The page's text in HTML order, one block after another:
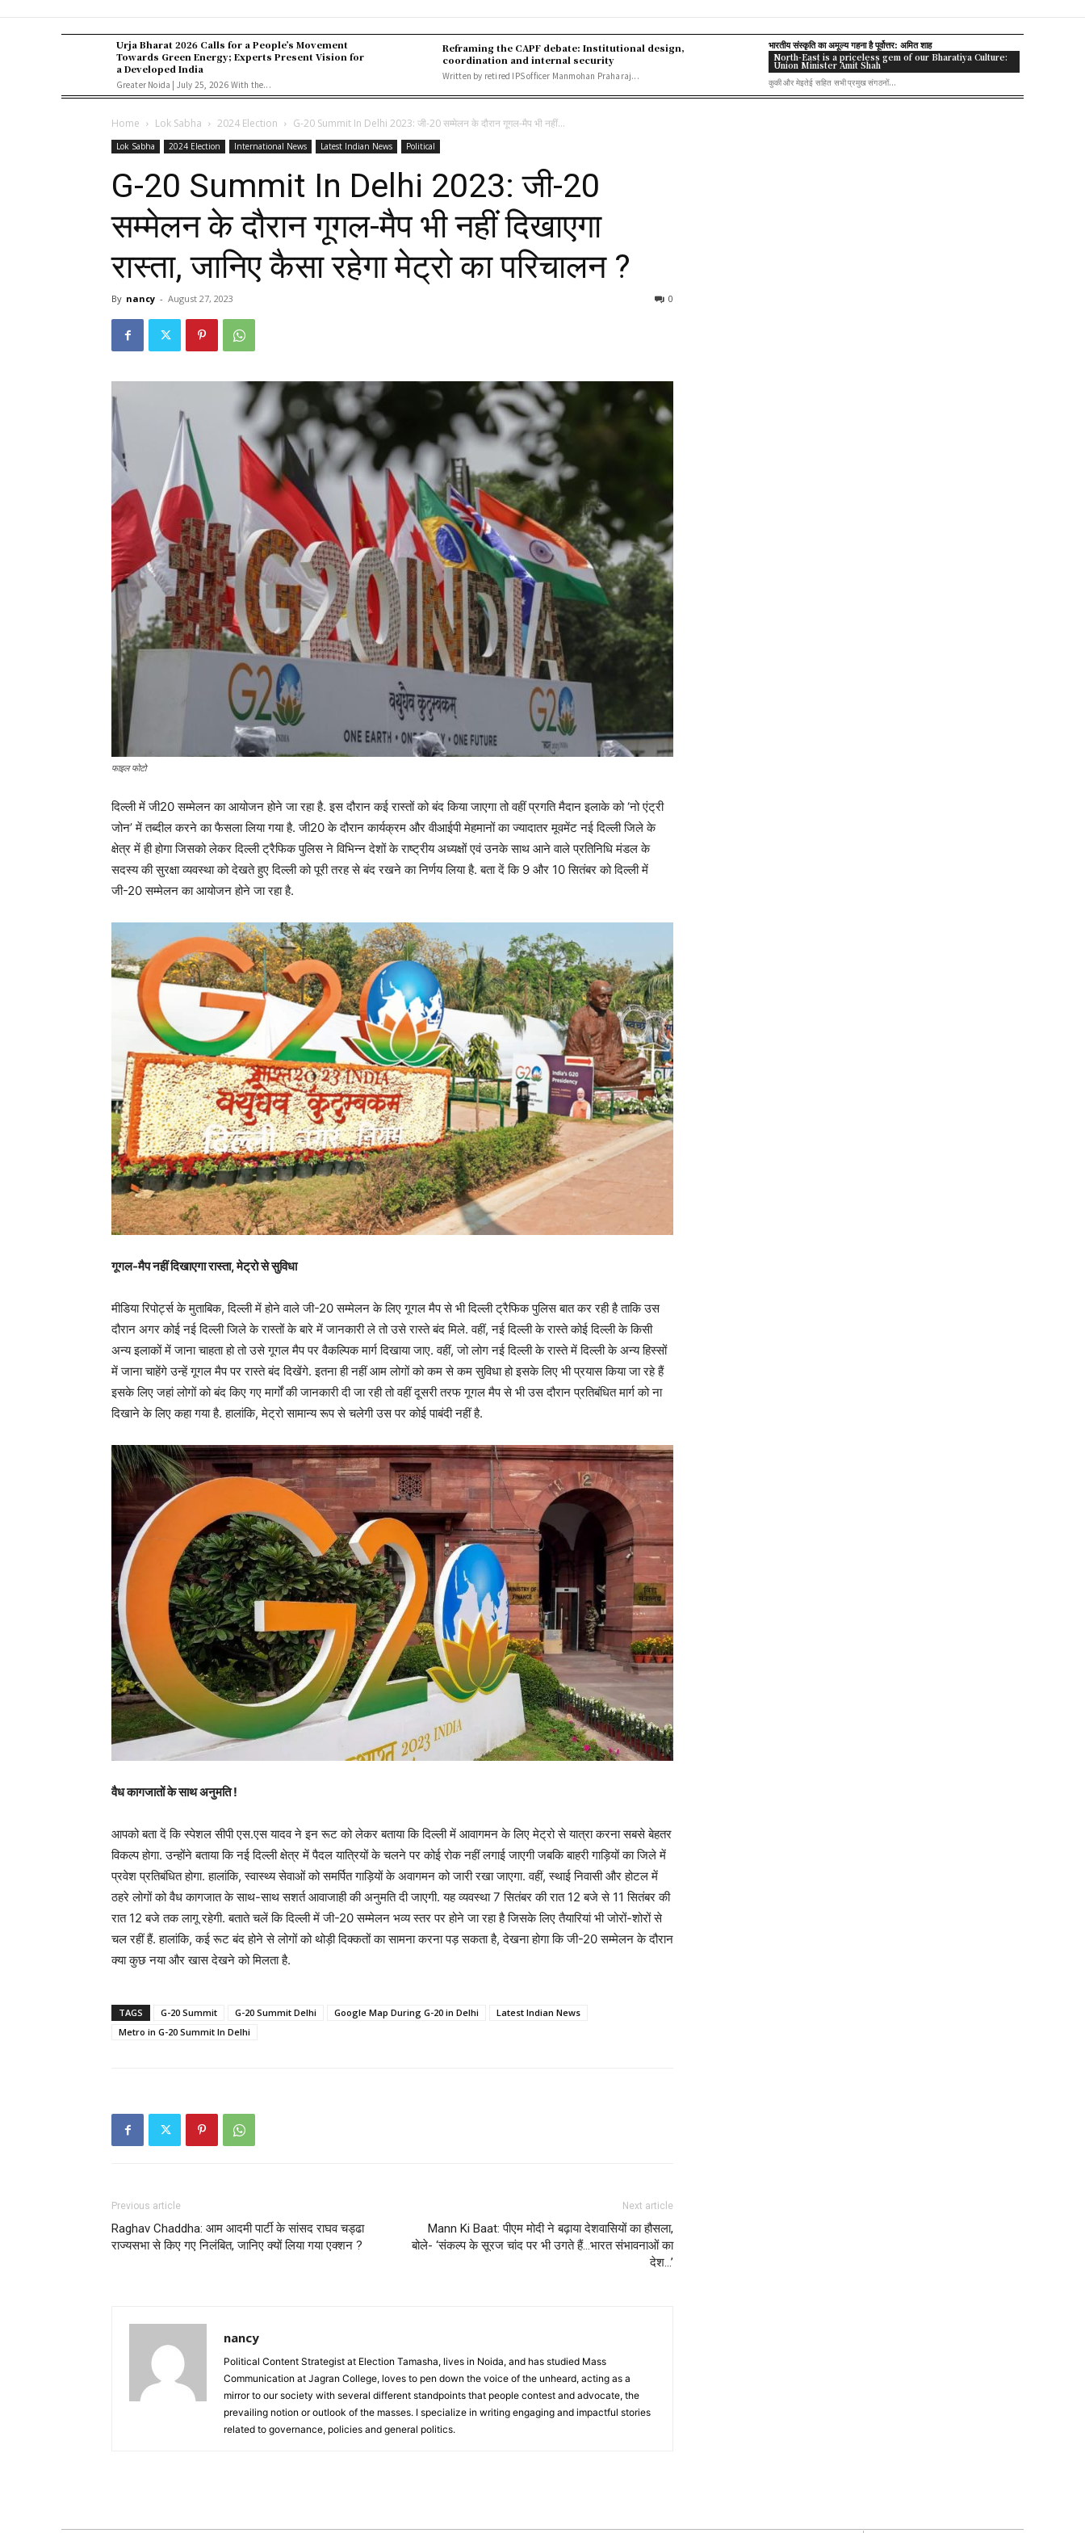
Urja Bharat 2026 Calls for a People’s Movement
Towards Green Energy; Experts Present Vision for
a Developed India
Greater Noida | July 25, 2026 With the...
Reframing the CAPF debate: Institutional design,
coordination and internal security
Written by retired IPS officer Manmohan Praharaj...
भारतीय संस्कृति का अमूल्य गहना है पूर्वोत्तर: अमित शाह
North-East is a priceless gem of our Bharatiya Culture:
Union Minister Amit Shah
कुकी और मेइतेई सहित सभी प्रमुख संगठनों...
Home Lok Sabha 2024 Election G-20 Summit In Delhi 2023: जी-20 सम्मेलन के दौरान गूगल-मैप भी नहीं...
Lok Sabha 2024 Election International News Latest Indian News Political
G-20 Summit In Delhi 2023: जी-20
सम्मेलन के दौरान गूगल-मैप भी नहीं दिखाएगा
रास्ता, जानिए कैसा रहेगा मेट्रो का परिचालन ?
By nancy - August 27, 2023 0
फाइल फोटो
दिल्ली में जी20 सम्मेलन का आयोजन होने जा रहा है. इस दौरान कई रास्तों को बंद किया जाएगा तो वहीं प्रगति मैदान इलाके को ‘नो एंट्री
जोन’ में तब्दील करने का फैसला लिया गया है. जी20 के दौरान कार्यक्रम और वीआईपी मेहमानों का ज्यादातर मूवमेंट नई दिल्ली जिले के
क्षेत्र में ही होगा जिसको लेकर दिल्ली ट्रैफिक पुलिस ने विभिन्न देशों के राष्ट्रीय अध्यक्षों एवं उनके साथ आने वाले प्रतिनिधि मंडल के
सदस्य की सुरक्षा व्यवस्था को देखते हुए दिल्ली को पूरी तरह से बंद रखने का निर्णय लिया है. बता दें कि 9 और 10 सितंबर को दिल्ली में
जी-20 सम्मेलन का आयोजन होने जा रहा है.
गूगल-मैप नहीं दिखाएगा रास्ता, मेट्रो से सुविधा
मीडिया रिपोर्ट्स के मुताबिक, दिल्ली में होने वाले जी-20 सम्मेलन के लिए गूगल मैप से भी दिल्ली ट्रैफिक पुलिस बात कर रही है ताकि उस
दौरान अगर कोई नई दिल्ली जिले के रास्तों के बारे में जानकारी ले तो उसे रास्ते बंद मिले. वहीं, नई दिल्ली के रास्ते कोई दिल्ली के किसी
अन्य इलाकों में जाना चाहता हो तो उसे गूगल मैप पर वैकल्पिक मार्ग दिखाया जाए. वहीं, जो लोग नई दिल्ली के रास्ते में दिल्ली के अन्य हिस्सों
में जाना चाहेंगे उन्हें गूगल मैप पर रास्ते बंद दिखेंगे. इतना ही नहीं आम लोगों को कम से कम सुविधा हो इसके लिए भी प्रयास किया जा रहे हैं
इसके लिए जहां लोगों को बंद किए गए मार्गों की जानकारी दी जा रही तो वहीं दूसरी तरफ गूगल मैप से भी उस दौरान प्रतिबंधित मार्ग को ना
दिखाने के लिए कहा गया है. हालांकि, मेट्रो सामान्य रूप से चलेगी उस पर कोई पाबंदी नहीं है.
वैध कागजातों के साथ अनुमति !
आपको बता दें कि स्पेशल सीपी एस.एस यादव ने इन रूट को लेकर बताया कि दिल्ली में आवागमन के लिए मेट्रो से यात्रा करना सबसे बेहतर
विकल्प होगा. उन्होंने बताया कि नई दिल्ली क्षेत्र में पैदल यात्रियों के चलने पर कोई रोक नहीं लगाई जाएगी जबकि बाहरी गाड़ियों का जिले में
प्रवेश प्रतिबंधित होगा. हालांकि, स्वास्थ्य सेवाओं को समर्पित गाड़ियों के अवागमन को जारी रखा जाएगा. वहीं, स्थाई निवासी और होटल में
ठहरे लोगों को वैध कागजात के साथ-साथ सशर्त आवाजाही की अनुमति दी जाएगी. यह व्यवस्था 7 सितंबर की रात 12 बजे से 11 सितंबर की
रात 12 बजे तक लागू रहेगी. बताते चलें कि दिल्ली में जी-20 सम्मेलन भव्य स्तर पर होने जा रहा है जिसके लिए तैयारियां भी जोरों-शोरों से
चल रहीं हैं. हालांकि, कई रूट बंद होने से लोगों को थोड़ी दिक्कतों का सामना करना पड़ सकता है, देखना होगा कि जी-20 सम्मेलन के दौरान
क्या कुछ नया और खास देखने को मिलता है.
TAGS G-20 Summit G-20 Summit Delhi Google Map During G-20 in Delhi
Latest Indian News
Metro in G-20 Summit In Delhi
Previous article
Raghav Chaddha: आम आदमी पार्टी के सांसद राघव चड्ढा
राज्यसभा से किए गए निलंबित, जानिए क्यों लिया गया एक्शन ?
Next article
Mann Ki Baat: पीएम मोदी ने बढ़ाया देशवासियों का हौसला,
बोले- ‘संकल्प के सूरज चांद पर भी उगते हैं…भारत संभावनाओं का
देश…’
nancy
Political Content Strategist at Election Tamasha, lives in Noida, and has studied Mass
Communication at Jagran College, loves to pen down the voice of the unheard, acting as a
mirror to our society with several different standpoints that people contest and advocate, the
prevailing notion or outlook of the masses. I specialize in writing engaging and impactful stories
related to governance, policies and general politics.